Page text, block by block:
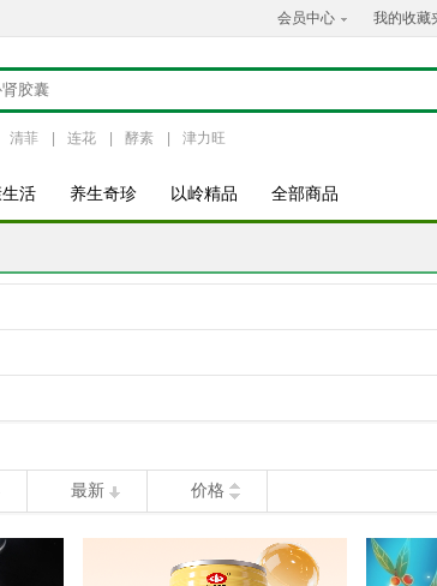
会员中心 我的收藏
清菲 连花 酵素 津力旺
活 养生奇珍 以岭精品 全部商品
最新 价格